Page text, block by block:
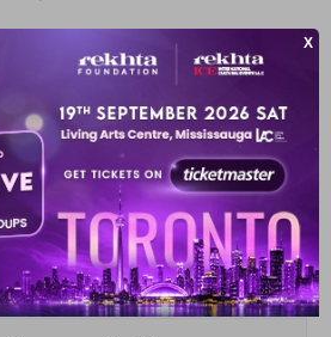
है चला जाता है
है चला जाता है
रही है
जा रही है